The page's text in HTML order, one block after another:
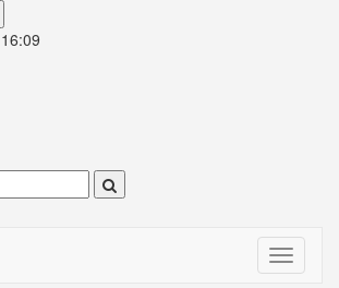
16:09
Toggle